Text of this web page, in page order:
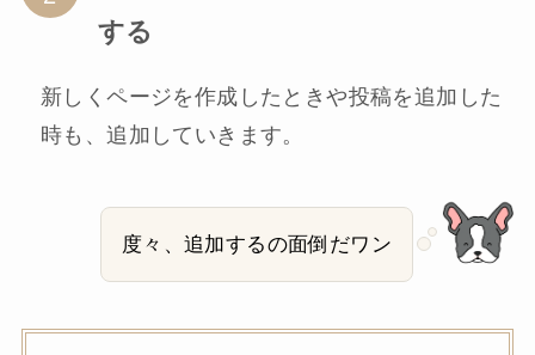
する
新しくページを作成したときや投稿を追加した
時も、追加していきます。
度々、追加するの面倒だワン